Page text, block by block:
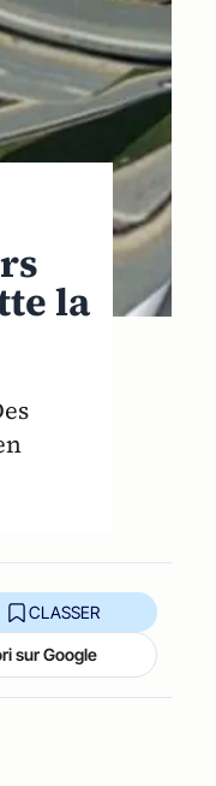
la
CLASSER
sur Google